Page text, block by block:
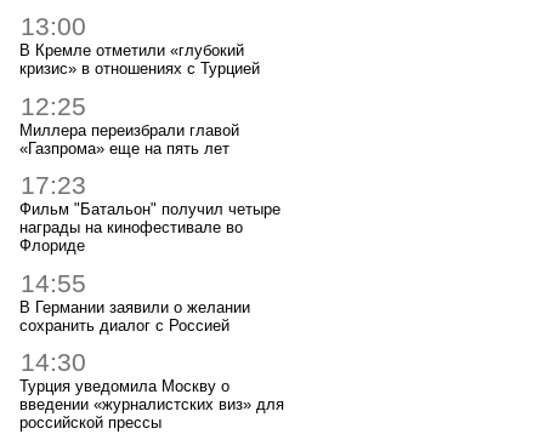
13:00
В Кремле отметили «глубокий
кризис» в отношениях с Турцией
12:25
Миллера переизбрали главой
«Газпрома» еще на пять лет
17:23
Фильм "Батальон" получил четыре
награды на кинофестивале во
Флориде
14:55
В Германии заявили о желании
сохранить диалог с Россией
14:30
Турция уведомила Москву о
введении «журналистских виз» для
российской прессы